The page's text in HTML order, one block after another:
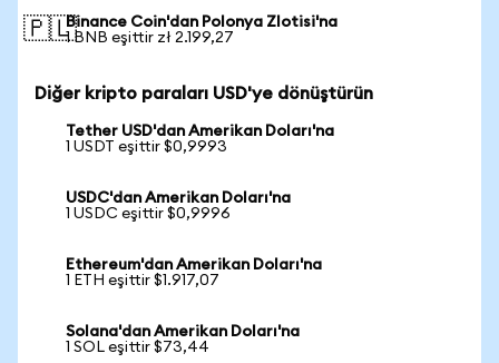
🇵🇱Binance Coin'dan Polonya Zlotisi'na
1 BNB eşittir zł 2.199,27
Diğer kripto paraları USD'ye dönüştürün
Tether USD'dan Amerikan Doları'na
1 USDT eşittir $0,9993
USDC'dan Amerikan Doları'na
1 USDC eşittir $0,9996
Ethereum'dan Amerikan Doları'na
1 ETH eşittir $1.917,07
Solana'dan Amerikan Doları'na
1 SOL eşittir $73,44